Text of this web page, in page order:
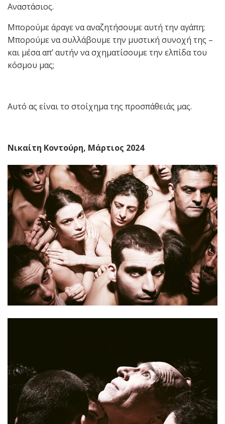
Αναστάσιος.
Μπορούμε άραγε να αναζητήσουμε αυτή την αγάπη;
Μπορούμε να συλλάβουμε την μυστική συνοχή της –
και μέσα απ’ αυτήν να σχηματίσουμε την ελπίδα του
κόσμου μας;
Αυτό ας είναι το στοίχημα της προσπάθειάς μας.
Νικαίτη Κοντούρη, Μάρτιος 2024